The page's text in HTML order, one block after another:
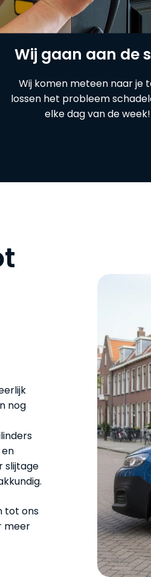
Wij gaan aan de
Wij komen meteen naar je
lossen het probleem
elke dag van de week!
nog
slijtage
tot ons
meer